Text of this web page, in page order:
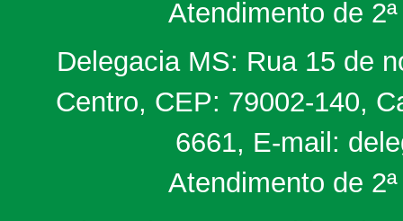
Atendimento de
Delegacia MS: Rua 15 de
Centro, CEP: 79002-140,
6661, E-mail:
Atendimento de